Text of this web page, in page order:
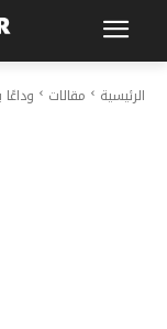
الرئيسية مقالات